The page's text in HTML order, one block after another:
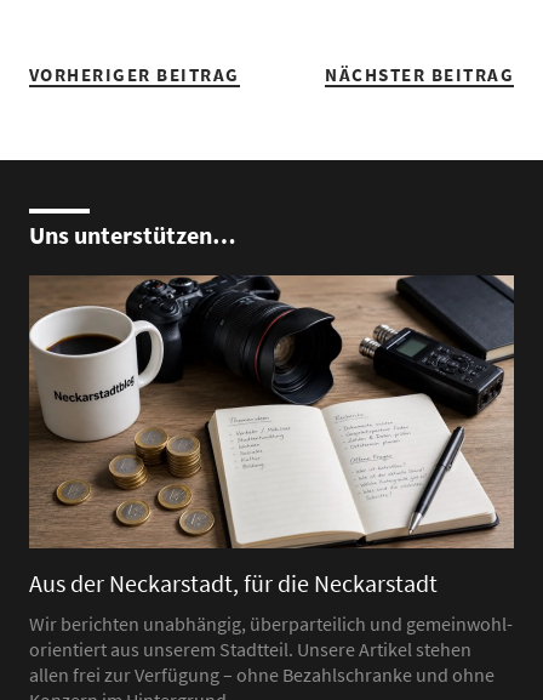
VORHERIGER BEITRAG NÄCHSTER BEITRAG
Uns unterstützen…
Aus der Neckarstadt, für die Neckarstadt
Wir berichten unabhängig, überparteilich und gemeinwohl-
orientiert aus unserem Stadtteil. Unsere Artikel stehen
allen frei zur Verfügung – ohne Bezahlschranke und ohne